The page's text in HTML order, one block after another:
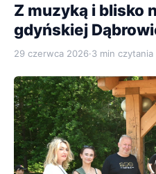
Z muzyką i blisko
gdyńskiej
29 czerwca 2026·3 min czytania